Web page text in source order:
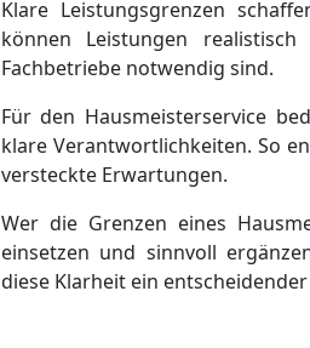
Klare Leistungsgrenzen
können Leist­ungen
Fachbetriebe notwendig sind.
Für den Hausmeisterservice
klare Verantwortlichkeiten. So
versteckte Erwartungen.
Wer die Grenzen eines
einsetzen und sinnvoll
diese Klarheit ein